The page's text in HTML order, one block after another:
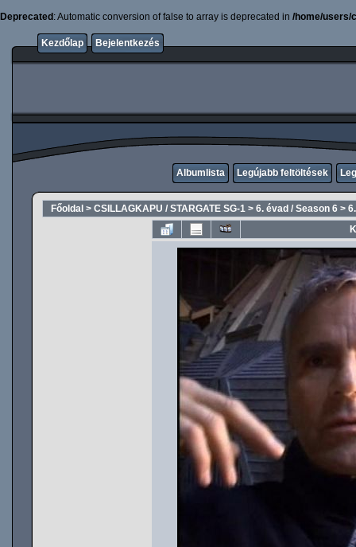
Deprecated : Automatic conversion of false to array is deprecated in /home/users/
Kezdőlap Bejelentkezés
Albumlista Legújabb feltöltések
Főoldal > CSILLAGKAPU / STARGATE SG-1 > 6. évad / Season 6 >